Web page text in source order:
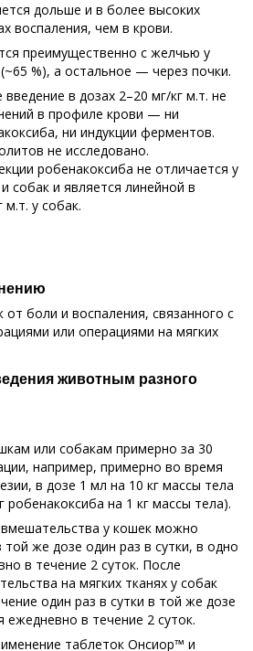
дольше и в более высоких
воспаления, чем в крови.
преимущественно с желчью у
%), а остальное — через почки.
в дозах 2–20 мг/кг м.т. не
в профиле крови — ни
ни индукции ферментов.
не исследовано.
робенакоксиба не отличается у
собак и является линейной в
м.т. у собак.
боли и воспаления, связанного с
или операциями на мягких
животным разного
или собакам примерно за 30
например, примерно во время
в дозе 1 мл на 10 кг массы тела
робенакоксиба на 1 кг массы тела).
вмешательства у кошек можно
же дозе один раз в сутки, в одно
в течение 2 суток. После
на мягких тканях у собак
один раз в сутки в той же дозе
в течение 2 суток.
таблеток Онсиор™ и